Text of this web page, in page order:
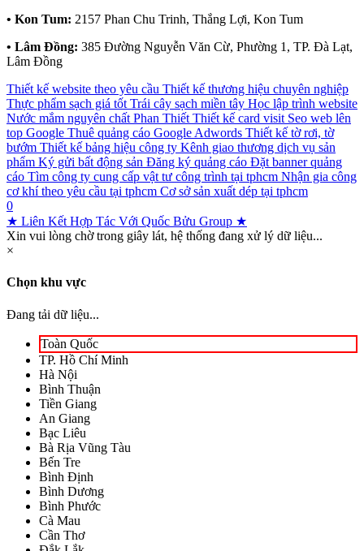
• Kon Tum: 2157 Phan Chu Trinh, Thắng Lợi, Kon Tum
• Lâm Đồng: 385 Đường Nguyễn Văn Cừ, Phường 1, TP. Đà Lạt,
Lâm Đồng
Thiết kế website theo yêu cầu Thiết kế thương hiệu chuyên nghiệp
Thực phẩm sạch giá tốt Trái cây sạch miền tây Học lập trình website
Nước mắm nguyên chất Phan Thiết Thiết kế card visit Seo web lên
top Google Thuê quảng cáo Google Adwords Thiết kế tờ rơi, tờ
bướm Thiết kế bảng hiệu công ty Kênh giao thương dịch vụ sản
phẩm Ký gửi bất động sản Đăng ký quảng cáo Đặt banner quảng
cáo Tìm công ty cung cấp vật tư công trình tại tphcm Nhận gia công
cơ khí theo yêu cầu tại tphcm Cơ sở sản xuất dép tại tphcm
0
★ Liên Kết Hợp Tác Với Quốc Bửu Group ★
Xin vui lòng chờ trong giây lát, hệ thống đang xử lý dữ liệu...
×
Chọn khu vực
Đang tải dữ liệu...
Toàn Quốc
TP. Hồ Chí Minh
Hà Nội
Bình Thuận
Tiền Giang
An Giang
Bạc Liêu
Bà Rịa Vũng Tàu
Bến Tre
Bình Định
Bình Dương
Bình Phước
Cà Mau
Cần Thơ